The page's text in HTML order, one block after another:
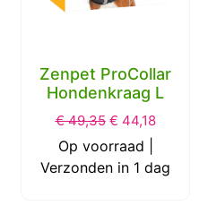
Zenpet ProCollar
Hondenkraag L
€49,35 € 44,18
Op voorraad |
Verzonden in 1 dag